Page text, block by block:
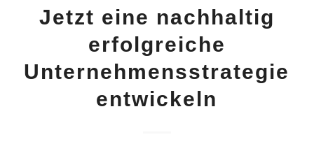
Jetzt eine nachhaltig
erfolgreiche
Unternehmensstrategie
entwickeln